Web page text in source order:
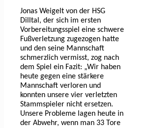
Jonas Weigelt von der HSG
Dilltal, der sich im ersten
Vorbereitungsspiel eine schwere
Fußverletzung zugezogen hatte
und den seine Mannschaft
schmerzlich vermisst, zog nach
dem Spiel ein Fazit: „Wir haben
heute gegen eine stärkere
Mannschaft verloren und
konnten unsere vier verletzten
Stammspieler nicht ersetzen.
Unsere Probleme lagen heute in
der Abwehr, wenn man 33 Tore